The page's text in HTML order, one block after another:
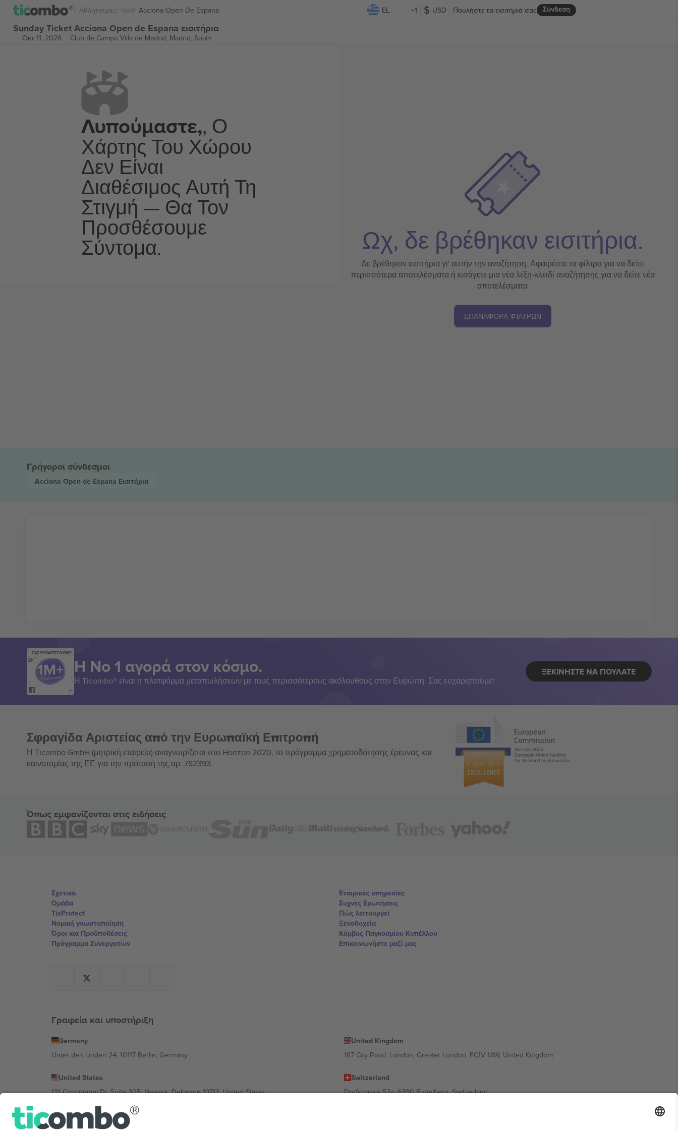
Αθλητισμός Golf Acciona Open De Espana EL +1 USD Σύνδεση
Πουλήστε τα εισιτήριά σας
Sunday Ticket Acciona Open de Espana εισιτήρια
Οκτ 11, 2026 Club de Campo Villa de Madrid, Madrid, Spain
Λυπούμαστε,, Ο
Χάρτης Του Χώρου
Δεν Είναι
Διαθέσιμος Αυτή Τη
Στιγμή — Θα Τον
Προσθέσουμε
Σύντομα. Ωχ, δε βρέθηκαν εισιτήρια.
Δε βρέθηκαν εισιτήρια γι' αυτήν την αναζήτηση. Αφαιρέστε τα φίλτρα για να δείτε
περισσότερα αποτελέσματα ή εισάγετε μια νέα λέξη-κλειδί αναζήτησης για να δείτε νέα
αποτελέσματα
ΕΠΑΝΑΦΟΡΆ ΦΊΛΤΡΩΝ
Γρήγοροι σύνδεσμοι
Acciona Open de Espana Εισιτήρια
ΣΑΣ ΕΥΧΑΡΙΣΤΟΥΜΕ!
Η Νο 1 αγορά στον κόσμο.
Η Ticombo® είναι η πλατφόρμα μεταπωλήσεων με τους περισσότερους ακόλουθους στην Ευρώπη. Σας ευχαριστούμε!
ΞΕΚΙΝΉΣΤΕ ΝΑ ΠΟΥΛΆΤΕ
Σφραγίδα Αριστείας από την Ευρωπαϊκή Επιτροπή
Η Ticombo GmbH (μητρική εταιρεία) αναγνωρίζεται στο Horizon 2020, το πρόγραμμα χρηματοδότησης έρευνας και
καινοτομίας της ΕΕ για την πρότασή της αρ. 782393.
Όπως εμφανίζονται στις ειδήσεις
Σχετικά
Ομάδα
TixProtect
Νομική γνωστοποίηση
Όροι και Προΰποθέσεις
Πρόγραμμα Συνεργατών
Εταιρικές υπηρεσίες
Συχνές Ερωτήσεις
Πώς λειτουργεί
Ξενοδοχεία
Κόμβος Παγκοσμίου Κυπέλλου
Επικοινωνήστε μαζί μας
Γραφεία και υποστήριξη
Germany
Unter den Linden 24, 10117 Berlin, Germany
United Kingdom
167 City Road, London, Greater London, EC1V 1AW, United Kingdom
United States
131 Continental Dr, Suite 305, Newark, Delaware 19713, United States
Switzerland
Dorfstrasse 52a, 6390 Engelberg, Switzerland
Bulgaria